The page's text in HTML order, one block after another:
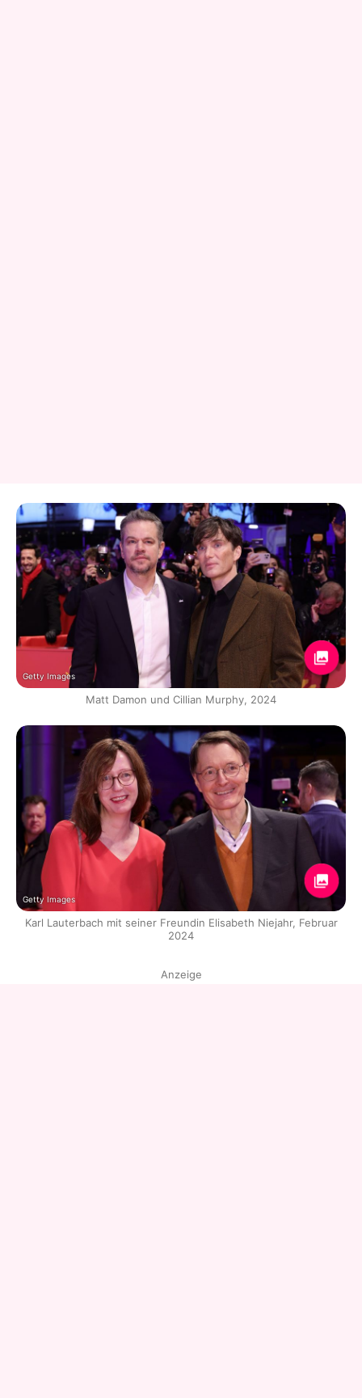
Getty Images
Matt Damon und Cillian Murphy, 2024
Getty Images
Karl Lauterbach mit seiner Freundin Elisabeth Niejahr, Februar
2024
Anzeige